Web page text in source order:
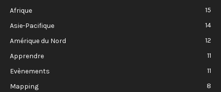
Afrique
15
Asie-Pacifique
14
Amérique du Nord
12
Apprendre
11
Evènements
11
Mapping
8